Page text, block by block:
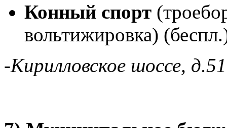
Конный спорт
вольтижировка)
-Кирилловское шоссе,